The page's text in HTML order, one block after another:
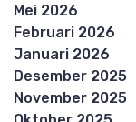
Mei 2026
Februari 2026
Januari 2026
Desember 2025
November 2025